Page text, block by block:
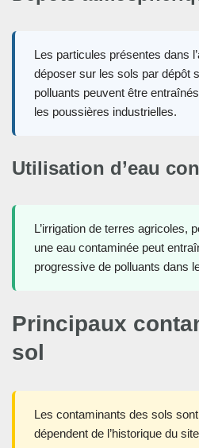
Les particules présentes dans
déposer sur les sols par dépôt
polluants peuvent être
les poussières industrielles.
Utilisation d’eau
L’irrigation de terres agricoles,
une eau contaminée peut
progressive de polluants dans
Principaux
sol
Les contaminants des sols
dépendent de l’historique du